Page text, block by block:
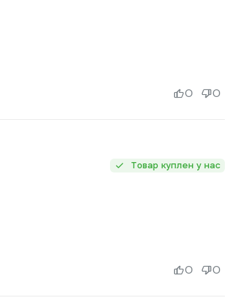
0 0
Товар куплен у нас
0 0